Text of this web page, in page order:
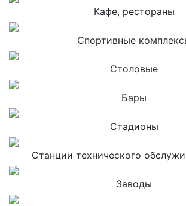
Кафе, рестораны
Спортивные
Столовые
Бары
Стадионы
Станции технического
Заводы